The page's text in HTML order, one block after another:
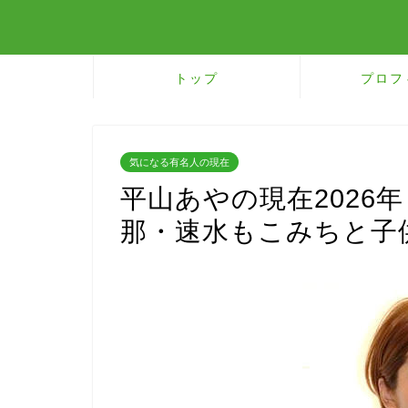
トップ プロ
気になる有名人の現在
平山あやの現在2026
那・速水もこみちと子